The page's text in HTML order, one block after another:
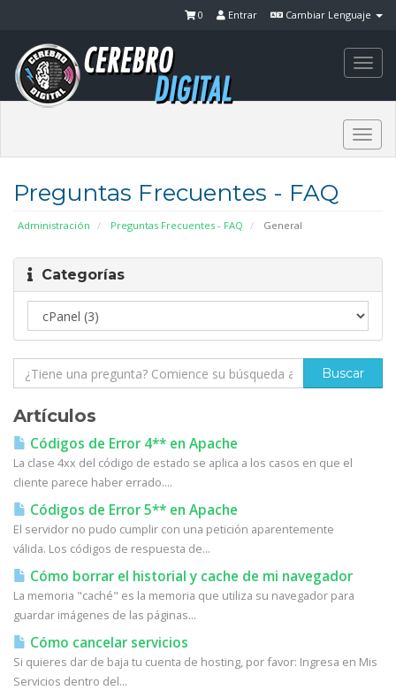
Cambiar Lenguaje
Entrar
0
Preguntas Frecuentes - FAQ
Administración Preguntas Frecuentes - FAQ General
Categorías
Artículos
Códigos de Error 4** en Apache
La clase 4xx del código de estado se aplica a los casos en que el
cliente parece haber errado....
Códigos de Error 5** en Apache
El servidor no pudo cumplir con una petición aparentemente
válida. Los códigos de respuesta de...
Cómo borrar el historial y cache de mi navegador
La memoria "caché" es la memoria que utiliza su navegador para
guardar imágenes de las páginas...
Cómo cancelar servicios
Si quieres dar de baja tu cuenta de hosting, por favor: Ingresa en Mis
Servicios dentro del...